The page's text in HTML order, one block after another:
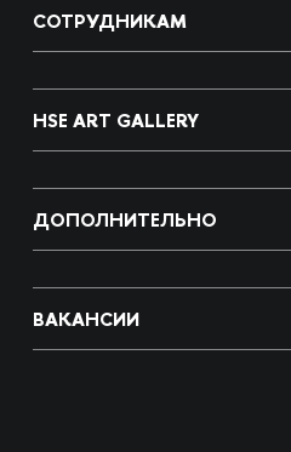
СОТРУДНИКАМ
HSE ART GALLERY
ДОПОЛНИТЕЛЬНО
ВАКАНСИИ